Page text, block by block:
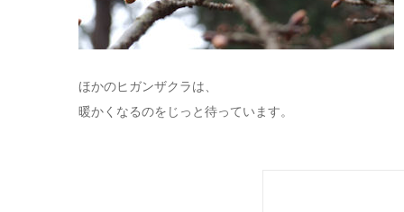
ほかのヒガンザクラは、
暖かくなるのをじっと待っています。